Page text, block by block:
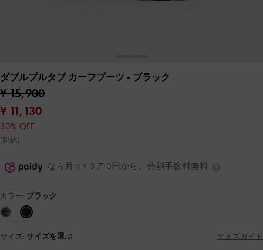
ダブルプルタブ カーフブーツ - ブラック
¥ 15,900
¥ 11,130
30% OFF
(税込)
なら月々¥ 3,710円から。分割手数料無料
カラー: ブラック
サイズ: サイズを選ぶ サイズガイド